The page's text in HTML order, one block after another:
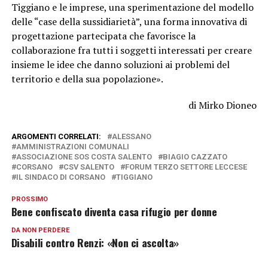
Tiggiano e le imprese, una sperimentazione del modello
delle “case della sussidiarietà”, una forma innovativa di
progettazione partecipata che favorisce la
collaborazione fra tutti i soggetti interessati per creare
insieme le idee che danno soluzioni ai problemi del
territorio e della sua popolazione».
di Mirko Dioneo
ARGOMENTI CORRELATI:
ALESSANO
AMMINISTRAZIONI COMUNALI
ASSOCIAZIONE SOS COSTA SALENTO
BIAGIO CAZZATO
CORSANO
CSV SALENTO
FORUM TERZO SETTORE LECCESE
IL SINDACO DI CORSANO
TIGGIANO
PROSSIMO
Bene confiscato diventa casa rifugio per donne
DA NON PERDERE
Disabili contro Renzi: «Non ci ascolta»